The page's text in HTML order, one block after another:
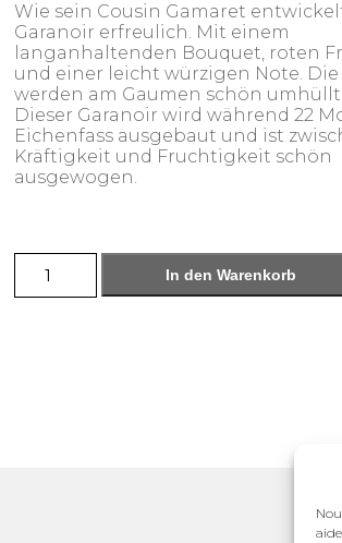
Wie sein Cousin Gamaret
Garanoir erfreulich. Mit einem
langanhaltenden Bouquet, roten
und einer leicht würzigen Note.
werden am Gaumen schön
Dieser Garanoir wird während 22
Eichenfass ausgebaut und ist
Kräftigkeit und Fruchtigkeit schön
ausgewogen.
Eichenfass
In den Warenkorb